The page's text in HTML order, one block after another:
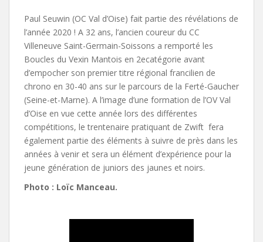
Paul Seuwin (OC Val d’Oise) fait partie des révélations de
l’année 2020 ! A 32 ans, l’ancien coureur du CC
Villeneuve Saint-Germain-Soissons a remporté les
Boucles du Vexin Mantois en 2ecatégorie avant
d’empocher son premier titre régional francilien de
chrono en 30-40 ans sur le parcours de la Ferté-Gaucher
(Seine-et-Marne). A l’image d’une formation de l’OV Val
d’Oise en vue cette année lors des différentes
compétitions, le trentenaire pratiquant de Zwift fera
également partie des éléments à suivre de près dans les
années à venir et sera un élément d’expérience pour la
jeune génération de juniors des jaunes et noirs.
Photo : Loïc Manceau.